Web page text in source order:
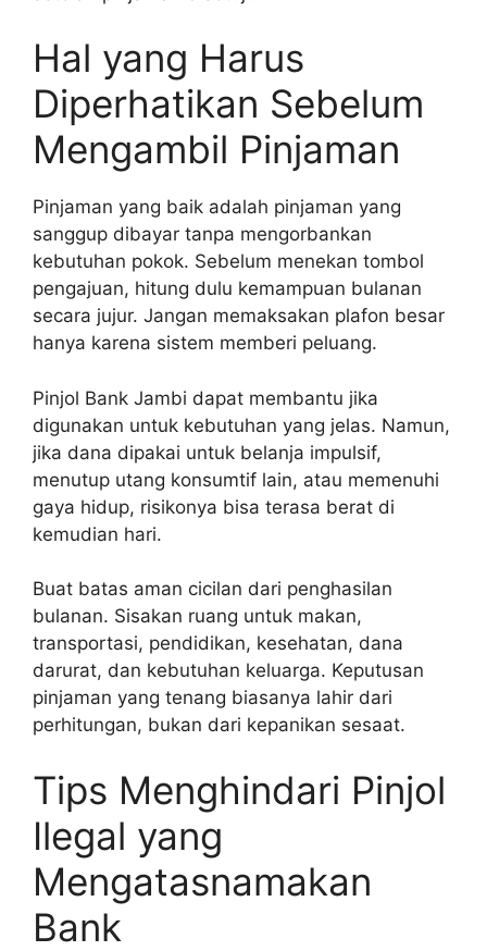
Hal yang Harus
Diperhatikan Sebelum
Mengambil Pinjaman
Pinjaman yang baik adalah pinjaman yang
sanggup dibayar tanpa mengorbankan
kebutuhan pokok. Sebelum menekan tombol
pengajuan, hitung dulu kemampuan bulanan
secara jujur. Jangan memaksakan plafon besar
hanya karena sistem memberi peluang.
Pinjol Bank Jambi dapat membantu jika
digunakan untuk kebutuhan yang jelas. Namun,
jika dana dipakai untuk belanja impulsif,
menutup utang konsumtif lain, atau memenuhi
gaya hidup, risikonya bisa terasa berat di
kemudian hari.
Buat batas aman cicilan dari penghasilan
bulanan. Sisakan ruang untuk makan,
transportasi, pendidikan, kesehatan, dana
darurat, dan kebutuhan keluarga. Keputusan
pinjaman yang tenang biasanya lahir dari
perhitungan, bukan dari kepanikan sesaat.
Tips Menghindari Pinjol
Ilegal yang
Mengatasnamakan
Bank